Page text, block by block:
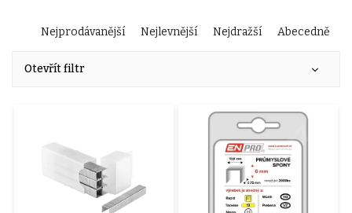
Ř
a
Nejprodávanější Nejlevnější Nejdražší Abecedně
Otevřít filtr